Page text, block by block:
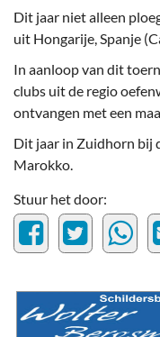
Dit jaar niet alleen
uit Hongarije, Spanje
In aanloop van dit
clubs uit de regio
ontvangen met een
Dit jaar in Zuidhorn bij
Marokko.
Stuur het door: